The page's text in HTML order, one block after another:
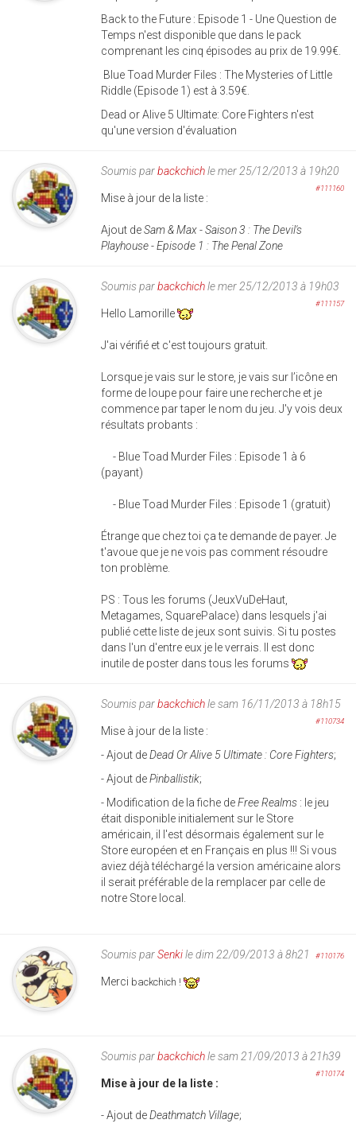
Back to the Future : Episode 1 - Une Question de
Temps n'est disponible que dans le pack
comprenant les cinq épisodes au prix de 19.99€.
Blue Toad Murder Files : The Mysteries of Little
Riddle (Episode 1) est à 3.59€.
Dead or Alive 5 Ultimate: Core Fighters n'est
qu'une version d'évaluation
Soumis parbackchichle mer 25/12/2013 à 19h20
#111160
Mise à jour de la liste :
Ajout deSam & Max - Saison 3 : The Devil's
Playhouse - Episode 1 : The Penal Zone
Soumis parbackchichle mer 25/12/2013 à 19h03
#111157
Hello Lamorille
J'ai vérifié et c'est toujours gratuit.
Lorsque je vais sur le store, je vais sur l’icône en
forme de loupe pour faire une recherche et je
commence par taper le nom du jeu. J'y vois deux
résultats probants :
- Blue Toad Murder Files : Episode 1 à 6
(payant)
- Blue Toad Murder Files : Episode 1 (gratuit)
Étrange que chez toi ça te demande de payer. Je
t'avoue que je ne vois pas comment résoudre
ton problème.
PS : Tous les forums (JeuxVuDeHaut,
Metagames, SquarePalace) dans lesquels j'ai
publié cette liste de jeux sont suivis. Si tu postes
dans l'un d'entre eux je le verrais. Il est donc
inutile de poster dans tous les forums
Soumis parbackchichle sam 16/11/2013 à 18h15
#110734
Mise à jour de la liste :
- Ajout deDead Or Alive 5 Ultimate : Core Fighters;
- Ajout dePinballistik;
- Modification de la fiche deFree Realms : le jeu
était disponible initialement sur le Store
américain, il l'est désormais également sur le
Store européen et en Français en plus !!! Si vous
aviez déjà téléchargé la version américaine alors
il serait préférable de la remplacer par celle de
notre Store local.
Soumis parSenkile dim 22/09/2013 à 8h21 #110176
Merci backchich !
Soumis parbackchichle sam 21/09/2013 à 21h39
#110174
Mise à jour de la liste :
- Ajout deDeathmatch Village;